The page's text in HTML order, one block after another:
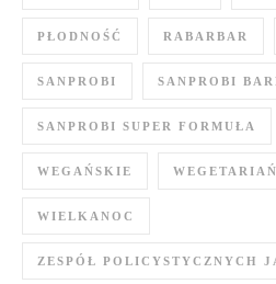
PŁODNOŚĆ RABARBAR
SANPROBI SANPROBI
SANPROBI SUPER FORMUŁA
WEGAŃSKIE
WIELKANOC
ZESPÓŁ POLICYSTYCZNYCH